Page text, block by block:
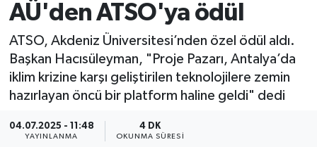
AÜ'den ATSO'ya ödül
ATSO, Akdeniz Üniversitesi’nden özel ödül aldı.
Başkan Hacısüleyman, "Proje Pazarı, Antalya’da
iklim krizine karşı geliştirilen teknolojilere zemin
hazırlayan öncü bir platform haline geldi" dedi
04.07.2025 - 11:48
YAYINLANMA
4 DK
OKUNMA SÜRESI
YEREL GÜNDEM
EKONOMİ
KÜLTÜR - SANAT
SPOR
Trafik Durumu
Süper Lig Puan Durumu ve Fikstür
Tüm Manşetler
Son Dakika Haberleri